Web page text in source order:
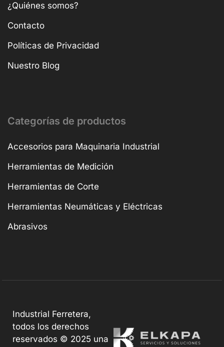
¿Quiénes somos?
Contacto
Políticas de Privacidad
Nuestro Blog
Categorías de productos
Accesorios para Maquinaria Industrial
Herramientas de Medición
Herramientas de Corte
Herramientas Neumáticas y Eléctricas
Abrasivos
Industrial Ferretera,
todos los derechos
reservados © 2025 una